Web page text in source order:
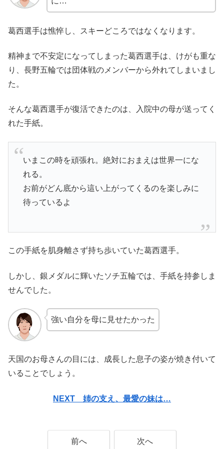
葛西選手は憔悴し、スキーどころではなくなります。
精神まで不安定になってしまった葛西選手は、けがも重な
り、長野五輪では団体戦のメンバーから外れてしまいまし
た。
そんな葛西選手が復活できたのは、入院中の母が送ってく
れた手紙。
いまこの時を頑張れ。絶対におまえは世界一にな
れる。
お前がどん底から這い上がってくるのを楽しみに
待っているよ
この手紙を肌身離さず持ち歩いていた葛西選手。
しかし、銀メダルに輝いたソチ五輪では、手紙を持参しま
せんでした。
強い自分を母に見せたかった
天国のお母さんの目には、成長した息子の姿が焼き付いて
いることでしょう。
NEXT 姉の支え、最愛の妹は…
前へ 次へ